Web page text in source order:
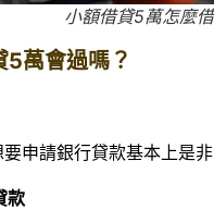
小額借貸5萬怎麼
5萬會過嗎？
申請銀行貸款基本上是
款